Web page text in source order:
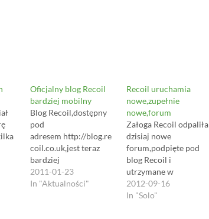
Oficjalny blog Recoil
bardziej mobilny
Blog Recoil,dostępny
pod
adresem http://blog.re
coil.co.uk,jest teraz
bardziej
przystosowany do
wyświetlania
2011-01-23
In "Aktualności"
Recoil uruchamia
nowe,zupełnie
nowe,forum
Załoga Recoil odpaliła
dzisiaj nowe
forum,podpięte pod
blog Recoil i
utrzymane w
kolorystyce tego bloga.
A że stare forum wciąż
2012-09-16
In "Solo"